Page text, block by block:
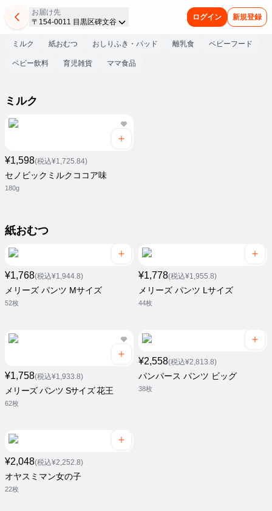
お届け先
〒154-0011 目黒区碑文谷
ログイン 新規登録
ミルク 紙おむつ おしりふき・パッド 離乳食 ベビーフード
ベビー飲料 育児雑貨 ママ食品
ミルク
¥1,598(税込¥1,725.84)
セノビックミルクココア味
180g
紙おむつ
¥1,768(税込¥1,944.8)
メリーズ パンツ Mサイズ
52枚
¥1,778(税込¥1,955.8)
メリーズ パンツ Lサイズ
44枚
¥1,758(税込¥1,933.8)
メリーズ パンツ Sサイズ 花王
62枚
¥2,558(税込¥2,813.8)
パンパース パンツ ビッグ
38枚
¥2,048(税込¥2,252.8)
オヤスミマン女の子
22枚